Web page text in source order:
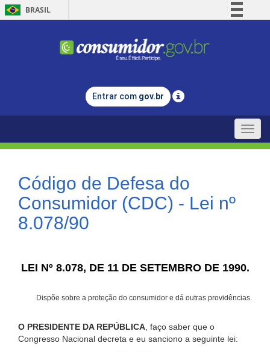
BRASIL
Comunica BR
Legislação
Entrar com gov.br
Toggle
Código de Defesa do
Consumidor (CDC) - Lei nº
8.078/90
LEI Nº 8.078, DE 11 DE SETEMBRO DE 1990.
Dispõe sobre a proteção do consumidor e dá outras providências.
O PRESIDENTE DA REPÚBLICA , faço saber que o
Congresso Nacional decreta e eu sanciono a seguinte lei: